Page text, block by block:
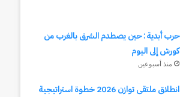
حرب أبدية : حين يصطدم الشرق بالغرب من
كورش إلى اليوم
منذ أسبوعين
انطلاق ملتقى توازن 2026 خطوة استراتيجية